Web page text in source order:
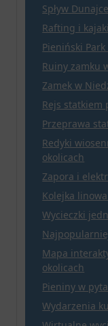
Spływ
Rafting i
Pieniński
Ruiny zamku
Zamek w
Rejs statkiem
Przeprawa
Redyki
okolicach
Zapora i
Kolejka
Wycieczki
Mapa
okolicach
Pieniny w
Wydarzenia